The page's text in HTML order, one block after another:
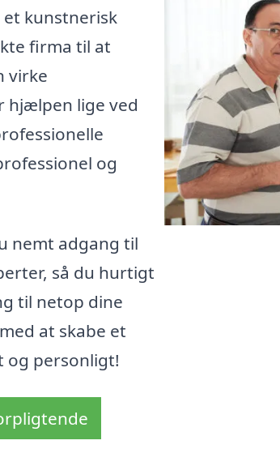
kunstnerisk
firma til at
virke
hjælpen lige ved
og
nemt adgang til
så du hurtigt
til netop dine
at skabe et
og personligt!